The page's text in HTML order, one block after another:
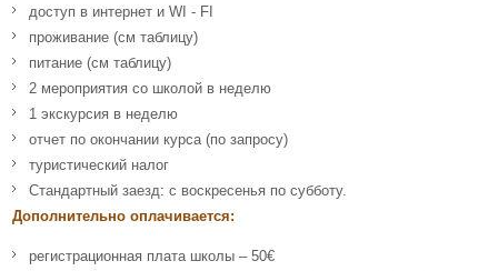
доступ в интернет и WI - FI
проживание (см таблицу)
питание (см таблицу)
2 мероприятия со школой в неделю
1 экскурсия в неделю
отчет по окончании курса (по запросу)
туристический налог
Стандартный заезд: с воскресенья по субботу.
Дополнительно оплачивается:
регистрационная плата школы – 50€